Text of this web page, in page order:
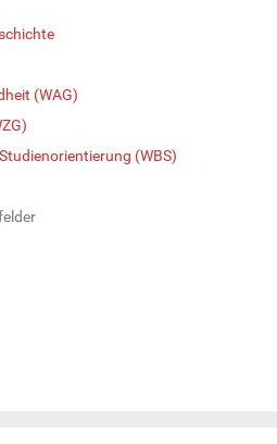
(WAG)
(WBS)